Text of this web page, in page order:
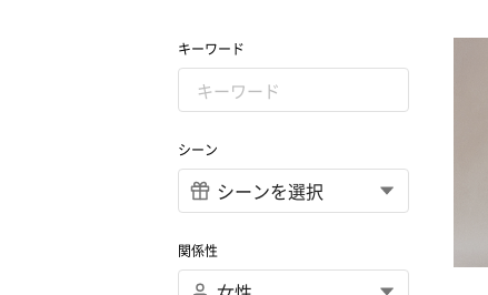
キーワード
シーン
関係性